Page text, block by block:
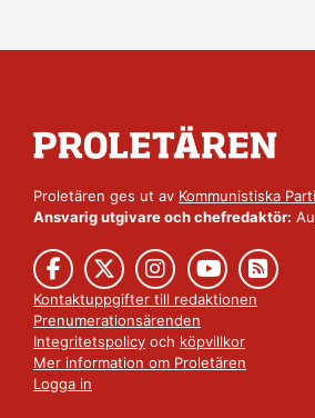
Proletären ges ut av Kommunistiska
Ansvarig utgivare och chefredaktör:
Kontaktuppgifter till redaktionen
Prenumerationsärenden
Integritetspolicy och köpvillkor
Mer information om Proletären
Logga in